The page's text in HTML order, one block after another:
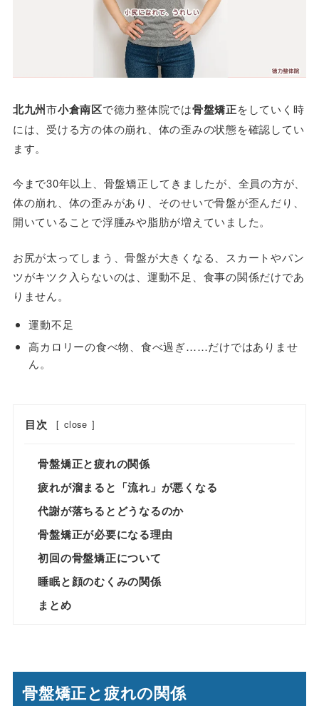
北九州市小倉南区で徳力整体院では骨盤矯正をしていく時
には、受ける方の体の崩れ、体の歪みの状態を確認してい
ます。
今まで30年以上、骨盤矯正してきましたが、全員の方が、
体の崩れ、体の歪みがあり、そのせいで骨盤が歪んだり、
開いていることで浮腫みや脂肪が増えていました。
お尻が太ってしまう、骨盤が大きくなる、スカートやパン
ツがキツク入らないのは、運動不足、食事の関係だけであ
りません。
運動不足
高カロリーの食べ物、食べ過ぎ……だけではありませ
ん。
目次 [ close ]
骨盤矯正と疲れの関係
疲れが溜まると「流れ」が悪くなる
代謝が落ちるとどうなるのか
骨盤矯正が必要になる理由
初回の骨盤矯正について
睡眠と顔のむくみの関係
まとめ
骨盤矯正と疲れの関係